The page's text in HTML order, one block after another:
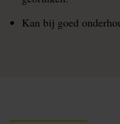
Kan bij goed